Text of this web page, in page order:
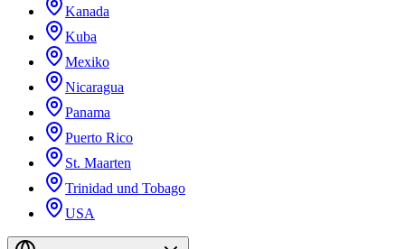
Kanada
Kuba
Mexiko
Nicaragua
Panama
Puerto Rico
St. Maarten
Trinidad und Tobago
USA